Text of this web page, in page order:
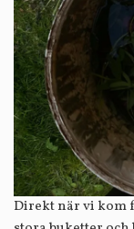
Direkt när vi kom